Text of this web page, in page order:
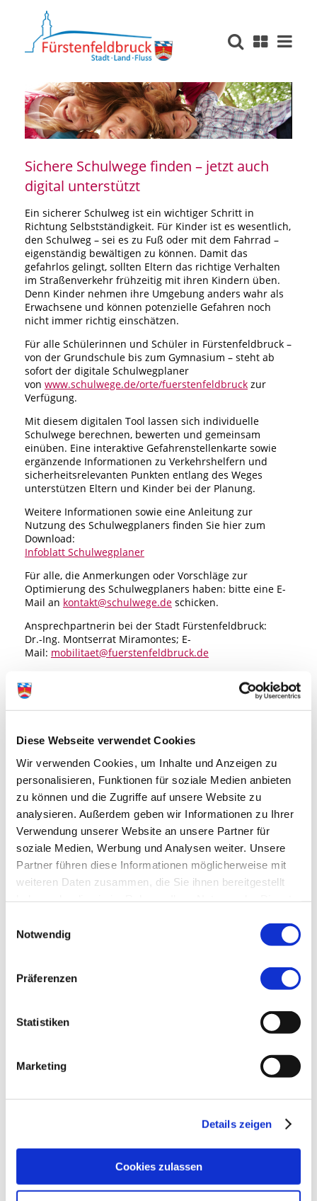
Diese Webseite verwendet Cookies
Wir verwenden Cookies, um Inhalte und Anzeigen zu
personalisieren, Funktionen für soziale Medien anbieten
zu können und die Zugriffe auf unsere Website zu
analysieren. Außerdem geben wir Informationen zu Ihrer
Verwendung unserer Website an unsere Partner für
soziale Medien, Werbung und Analysen weiter. Unsere
Partner führen diese Informationen möglicherweise mit
weiteren Daten zusammen, die Sie ihnen bereitgestellt
Notwendig
Präferenzen
Statistiken
Marketing
Details zeigen
Cookies zulassen
Sichere Schulwege finden – jetzt auch
digital unterstützt
Ein sicherer Schulweg ist ein wichtiger Schritt in
Richtung Selbstständigkeit. Für Kinder ist es wesentlich,
den Schulweg – sei es zu Fuß oder mit dem Fahrrad –
eigenständig bewältigen zu können. Damit das
gefahrlos gelingt, sollten Eltern das richtige Verhalten
im Straßenverkehr frühzeitig mit ihren Kindern üben.
Denn Kinder nehmen ihre Umgebung anders wahr als
Erwachsene und können potenzielle Gefahren noch
nicht immer richtig einschätzen.
Für alle Schülerinnen und Schüler in Fürstenfeldbruck –
von der Grundschule bis zum Gymnasium – steht ab
sofort der digitale Schulwegplaner
von www.schulwege.de/orte/fuerstenfeldbruck zur
Verfügung.
Mit diesem digitalen Tool lassen sich individuelle
Schulwege berechnen, bewerten und gemeinsam
einüben. Eine interaktive Gefahrenstellenkarte sowie
ergänzende Informationen zu Verkehrshelfern und
sicherheitsrelevanten Punkten entlang des Weges
unterstützen Eltern und Kinder bei der Planung.
Weitere Informationen sowie eine Anleitung zur
Nutzung des Schulwegplaners finden Sie hier zum
Download:
Infoblatt Schulwegplaner
Für alle, die Anmerkungen oder Vorschläge zur
Optimierung des Schulwegplaners haben: bitte eine E-
Mail an kontakt@schulwege.de schicken.
Ansprechpartnerin bei der Stadt Fürstenfeldbruck:
Dr.-Ing. Montserrat Miramontes; E-
Mail: mobilitaet@fuerstenfeldbruck.de
zurück zur Übersicht
Interessante
Links
Mit einem Klick zu Facebook
Mit einem Klick zu Instagram
Der RathausReport als